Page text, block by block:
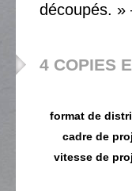
découpés. »
4 COPIES
format de
cadre de
vitesse de